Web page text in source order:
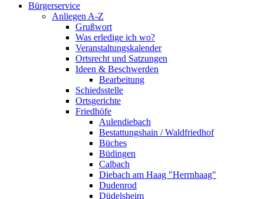
Bürgerservice
Anliegen A-Z
Grußwort
Was erledige ich wo?
Veranstaltungskalender
Ortsrecht und Satzungen
Ideen & Beschwerden
Bearbeitung
Schiedsstelle
Ortsgerichte
Friedhöfe
Aulendiebach
Bestattungshain / Waldfriedhof
Büches
Büdingen
Calbach
Diebach am Haag "Herrnhaag"
Dudenrod
Düdelsheim